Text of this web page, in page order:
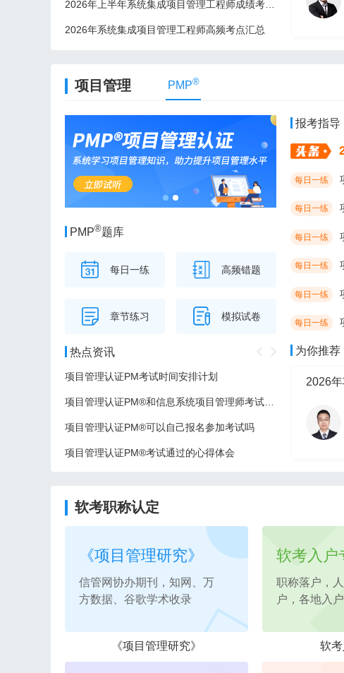
2026年系统集成项目管理工程师高频考点汇总
项目管理 PMP®
PMP®题库
每日一练 高频错题
章节练习 模拟试卷
热点资讯
项目管理认证PM考试时间安排计划
项目管理认证PM®和信息系统项目管理师考试的区别
项目管理认证PM®可以自己报名参加考试吗
项目管理认证PM®考试通过的心得体会
报考指导
每日一练
每日一练
每日一练
每日一练
每日一练
每日一练
为你推荐
2026
软考职称认定
《项目管理研究》
信管网协办期刊，知网、万
方数据、谷歌学术收录
《项目管理研究》
软考入户
职称落户，
户，各地入
软